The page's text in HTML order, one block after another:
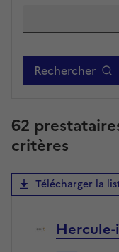
Rechercher
62
critères
Télécharger la